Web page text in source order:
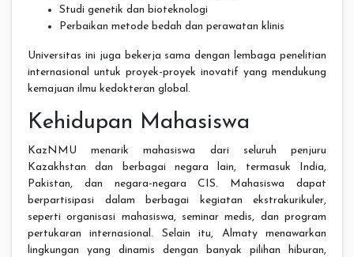
Studi genetik dan bioteknologi
Perbaikan metode bedah dan perawatan klinis
Universitas ini juga bekerja sama dengan lembaga penelitian
internasional untuk proyek-proyek inovatif yang mendukung
kemajuan ilmu kedokteran global.
Kehidupan Mahasiswa
KazNMU menarik mahasiswa dari seluruh penjuru
Kazakhstan dan berbagai negara lain, termasuk India,
Pakistan, dan negara-negara CIS. Mahasiswa dapat
berpartisipasi dalam berbagai kegiatan ekstrakurikuler,
seperti organisasi mahasiswa, seminar medis, dan program
pertukaran internasional. Selain itu, Almaty menawarkan
lingkungan yang dinamis dengan banyak pilihan hiburan,